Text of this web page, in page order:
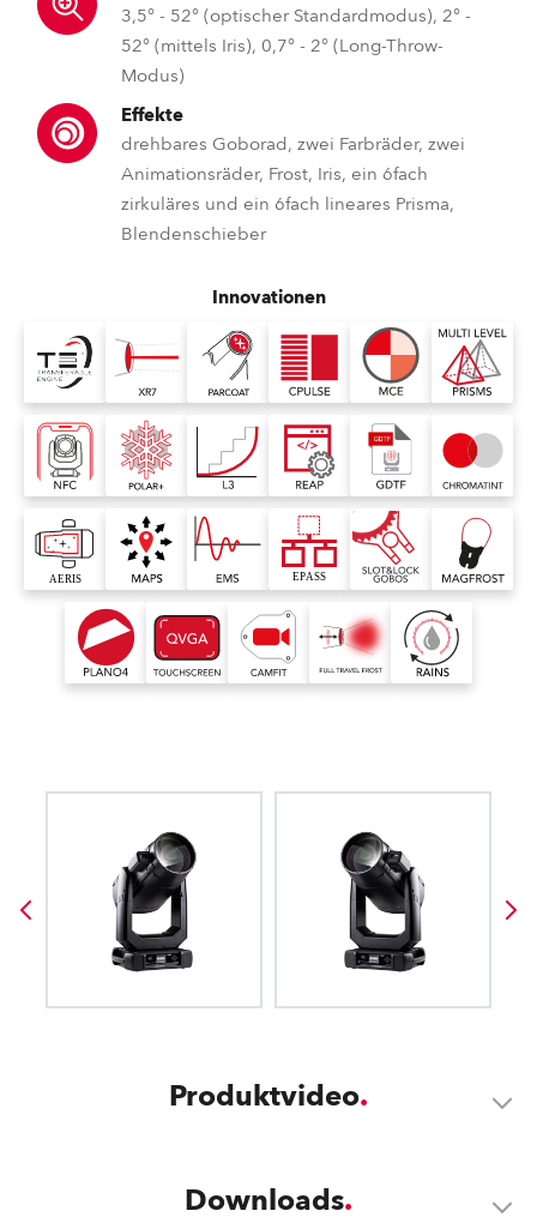
3,5° - 52° (optischer Standardmodus), 2° -
52° (mittels Iris), 0,7° - 2° (Long-Throw-
Modus)
Effekte
drehbares Goborad, zwei Farbräder, zwei
Animationsräder, Frost, Iris, ein 6fach
zirkuläres und ein 6fach lineares Prisma,
Blendenschieber
Innovationen
Produktvideo
Downloads